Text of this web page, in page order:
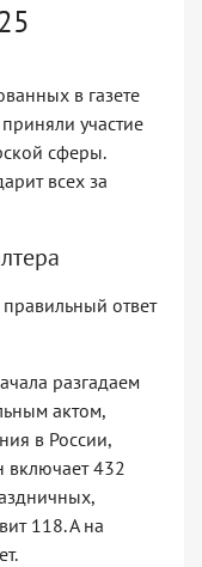
в газете
участие
сферы.
всех за
ответ
разгадаем
актом,
в России,
включает 432
118. А на